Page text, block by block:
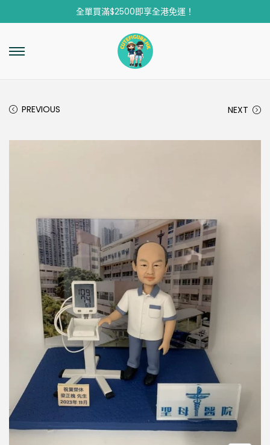
全單買滿$2500即享全港免運！
PREVIOUS NEXT